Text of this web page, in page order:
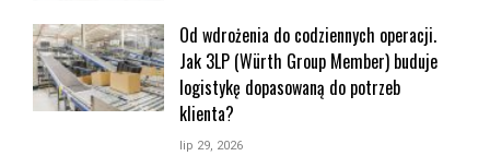
Od wdrożenia do codziennych operacji.
Jak 3LP (Würth Group Member) buduje
logistykę dopasowaną do potrzeb
klienta?
lip 29, 2026